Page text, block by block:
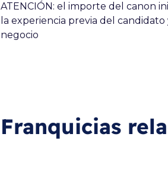
ATENCIÓN: el importe del canon
la experiencia previa del
negocio
Franquicias